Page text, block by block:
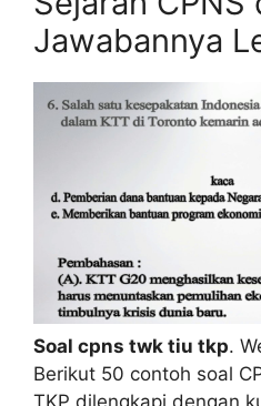
Jawabannya
Soal cpns twk tiu tkp.
Berikut 50 contoh soal